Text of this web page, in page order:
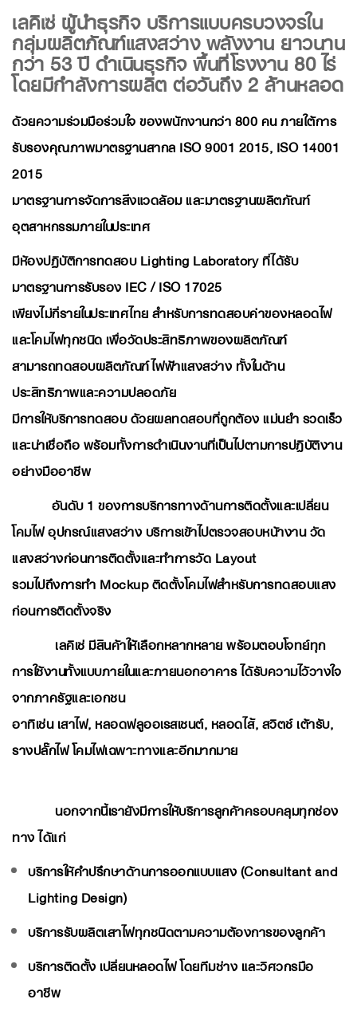
เลคิเซ่ ผู้นำธุรกิจ บริการแบบครบวงจรใน
กลุ่มผลิตภัณฑ์แสงสว่าง พลังงาน ยาวนาน
กว่า 53 ปี ดำเนินธุรกิจ พื้นที่โรงงาน 80 ไร่
โดยมีกำลังการผลิต ต่อวันถึง 2 ล้านหลอด
ด้วยความร่วมมือร่วมใจ ของพนักงานกว่า 800 คน ภายใต้การ
รับรองคุณภาพมาตรฐานสากล ISO 9001 2015, ISO 14001
2015
มาตรฐานการจัดการสิ่งแวดล้อม และมาตรฐานผลิตภัณฑ์
อุตสาหกรรมภายในประเทศ
มีห้องปฏิบัติการทดสอบ Lighting Laboratory ที่ได้รับ
มาตรฐานการรับรอง IEC / ISO 17025
เพียงไม่กี่รายในประเทศไทย สำหรับการทดสอบค่าของหลอดไฟ
และโคมไฟทุกชนิด เพื่อวัดประสิทธิภาพของผลิตภัณฑ์
สามารถทดสอบผลิตภัณฑ์ไฟฟ้าแสงสว่าง ทั้งในด้าน
ประสิทธิภาพและความปลอดภัย
มีการให้บริการทดสอบ ด้วยผลทดสอบที่ถูกต้อง แม่นยำ รวดเร็ว
และน่าเชื่อถือ พร้อมทั้งการดำเนินงานที่เป็นไปตามการปฎิบัติงาน
อย่างมืออาชีพ
อันดับ 1 ของการบริการทางด้านการติดตั้งและเปลี่ยน
โคมไฟ อุปกรณ์แสงสว่าง บริการเข้าไปตรวจสอบหน้างาน วัด
แสงสว่างก่อนการติดตั้งและทำการวัด Layout
รวมไปถึงการทำ Mockup ติดตั้งโคมไฟสำหรับการทดสอบแสง
ก่อนการติดตั้งจริง
เลคิเซ่ มีสินค้าให้เลือกหลากหลาย พร้อมตอบโจทย์ทุก
การใช้งานทั้งแบบภายในและภายนอกอาคาร ได้รับความไว้วางใจ
จากภาครัฐและเอกชน
อาทิเช่น เสาไฟ, หลอดฟลูออเรสเซนต์, หลอดไส้, สวิตช์ เต้ารับ,
รางปลั๊กไฟ โคมไฟเฉพาะทางและอีกมากมาย
นอกจากนี้เรายังมีการให้บริการลูกค้าครอบคลุมทุกช่อง
ทาง ได้แก่
บริการให้คำปรึกษาด้านการออกแบบแสง (Consultant and
Lighting Design)
บริการรับผลิตเสาไฟทุกชนิดตามความต้องการของลูกค้า
บริการติดตั้ง เปลี่ยนหลอดไฟ โดยทีมช่าง และวิศวกรมือ
อาชีพ